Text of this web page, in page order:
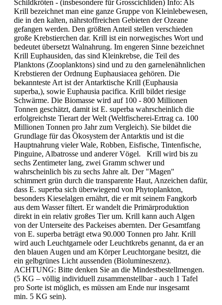
Schildkröten - (insbesondere für Grosscichliden) Info: Als
Krill bezeichnet man eine ganze Gruppe von Kleinlebewesen,
die in den kalten, nährstoffreichen Gebieten der Ozeane
gefangen werden. Den größten Anteil stellen verschieden
große Krebstierchen dar. Krill ist ein norwegisches Wort und
bedeutet übersetzt Walnahrung. Im engeren Sinne bezeichnet
Krill Euphausiden, das sind Kleinkrebse, die Teil des
Planktons (Zooplanktons) sind und zu den garnelenähnlichen
Krebstieren der Ordnung Euphausiacea gehören. Die
bekannteste Art ist der Antarktische Krill (Euphausia
superba,), sowie Euphausia pacifica. Krill bildet riesige
Schwärme. Die Biomasse wird auf 100 - 800 Millionen
Tonnen geschätzt, damit ist E. superba wahrscheinlich die
erfolgreichste Tierart der Welt (Weltfischerei-Ertrag ca. 100
Millionen Tonnen pro Jahr zum Vergleich). Sie bildet die
Grundlage für das Ökosystem der Antarktis und ist die
Hauptnahrung vieler Wale, Robben, Eisfische, Tintenfische,
Pinguine, Albatrosse und anderer Vögel. Krill wird bis zu
sechs Zentimeter lang, zwei Gramm schwer und
wahrscheinlich bis zu sechs Jahre alt. Der "Magen"
schimmert grün durch die transparente Haut, Anzeichen dafür,
dass E. superba sich überwiegend von Phytoplankton,
besonders Kieselalgen ernährt, die er mit seinem Fangkorb
aus dem Wasser filtert. Er wandelt die Primärproduktion
direkt in ein relativ großes Tier um. Krill kann auch Algen
von der Unterseite des Packeises abernten. Der Gesamtfang
von E. superba beträgt etwa 90.000 Tonnen pro Jahr. Krill
wird auch Leuchtgarnele oder Leuchtkrebs genannt, da er an
den blauen Augen und am Körper Leuchtorgane besitzt, die
ein gelbgrünes Licht aussenden (Biolumineszenz).
ACHTUNG: Bitte denken Sie an die Mindestbestellmengen.
(5 KG – völlig individuell zusammenstellbar - auch 1 Tafel
pro Sorte ist möglich, es müssen am Ende nur insgesamt
min. 5 KG sein).